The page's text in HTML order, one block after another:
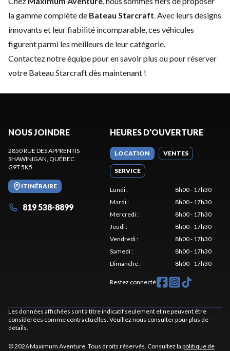
la gamme complète de Bateau Starcraft . Avec leurs designs
innovants et leur fiabilité incomparable, ces véhicules
figurent parmi les meilleurs de leur catégorie.
Contactez notre équipepour en savoir plus ou pour réserver
votre Bateau Starcraft dès maintenant !
NOUS JOINDRE
2850 RUE DES APPRENTIS
SHAWINIGAN , QUÉBEC
G9T 5K5
ITINÉRAIRE
819 538-8899
HEURES D'OUVERTURE
LOCATION VENTES
SERVICE
Lundi:
8h00 - 17h30
Mardi:
8h00 - 17h30
Mercredi:
8h00 - 17h30
Jeudi:
8h00 - 17h30
Vendredi:
8h00 - 17h30
Samedi:
8h00 - 17h30
Dimanche: 8h00 - 17h30
Restez connecté
Les données affichées sont à titre indicatif seulement et ne peuvent être
considérées comme contractuelles. Veuillez nous consulter pour plus de
détails.
© 2026 Maximum Aventure. Tous droits réservés. Consultez la politique de